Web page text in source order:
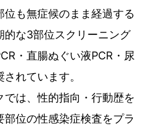
も無症候のまま経過する
的な3部位スクリーニング
・直腸ぬぐい液PCR・尿
れています。
では、性的指向・行動歴を
位の性感染症検査をプラ